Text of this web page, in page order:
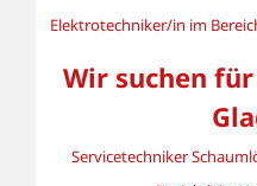
Elektrotechniker/in im
Wir suchen
Servicetechniker